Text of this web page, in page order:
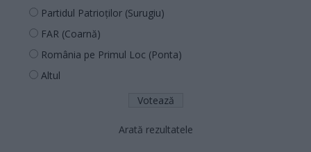
Partidul Patrioților (Surugiu)
FAR (Coarnă)
România pe Primul Loc (Ponta)
Altul
Arată rezultatele